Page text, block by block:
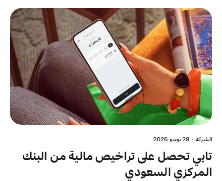
الشركة· 29 يونيو 2026
تابي تحصل على تراخيص مالية من البنك
المركزي السعودي